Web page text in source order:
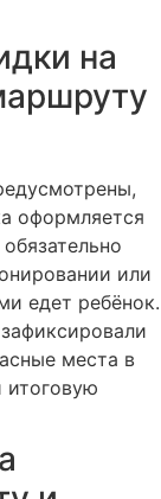
на
оформляется
или
едет ребёнок.
места в
итоговую